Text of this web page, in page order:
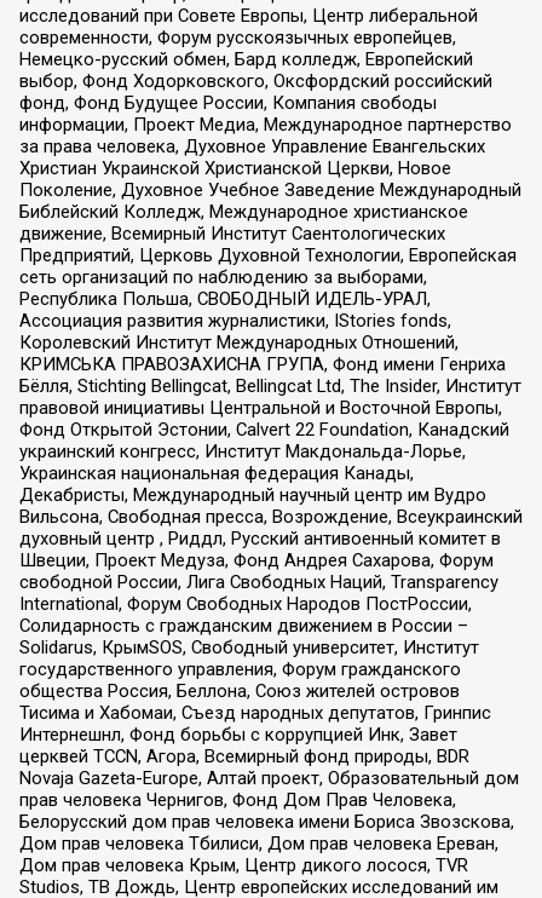
исследований при Совете Европы, Центр либеральной
современности, Форум русскоязычных европейцев,
Немецко-русский обмен, Бард колледж, Европейский
выбор, Фонд Ходорковского, Оксфордский российский
фонд, Фонд Будущее России, Компания свободы
информации, Проект Медиа, Международное партнерство
за права человека, Духовное Управление Евангельских
Христиан Украинской Христианской Церкви, Новое
Поколение, Духовное Учебное Заведение Международный
Библейский Колледж, Международное христианское
движение, Всемирный Институт Саентологических
Предприятий, Церковь Духовной Технологии, Европейская
сеть организаций по наблюдению за выборами,
Республика Польша, СВОБОДНЫЙ ИДЕЛЬ-УРАЛ,
Ассоциация развития журналистики, IStories fonds,
Королевский Институт Международных Отношений,
КРИМСЬКА ПРАВОЗАХИСНА ГРУПА, Фонд имени Генриха
Бёлля, Stichting Bellingcat, Bellingcat Ltd, The Insider, Институт
правовой инициативы Центральной и Восточной Европы,
Фонд Открытой Эстонии, Calvert 22 Foundation, Канадский
украинский конгресс, Институт Макдональда-Лорье,
Украинская национальная федерация Канады,
Декабристы, Международный научный центр им Вудро
Вильсона, Свободная пресса, Возрождение, Всеукраинский
духовный центр , Риддл, Русский антивоенный комитет в
Швеции, Проект Медуза, Фонд Андрея Сахарова, Форум
свободной России, Лига Свободных Наций, Transparеncy
International, Форум Свободных Народов ПостРоссии,
Солидарность с гражданским движением в России –
Solidarus, КрымSOS, Свободный университет, Институт
государственного управления, Форум гражданского
общества Россия, Беллона, Союз жителей островов
Тисима и Хабомаи, Съезд народных депутатов, Гринпис
Интернешнл, Фонд борьбы с коррупцией Инк, Завет
церквей TCCN, Агора, Всемирный фонд природы, BDR
Novaja Gazeta-Europe, Алтай проект, Образовательный дом
прав человека Чернигов, Фонд Дом Прав Человека,
Белорусский дом прав человека имени Бориса Звозскова,
Дом прав человека Тбилиси, Дом прав человека Ереван,
Дом прав человека Крым, Центр дикого лосося, TVR
Studios, ТВ Дождь, Центр европейских исследований им